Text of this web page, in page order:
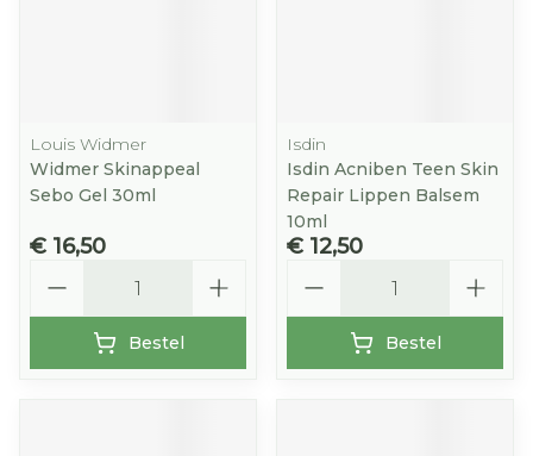
Louis Widmer
Widmer Skinappeal
Sebo Gel 30ml
€ 16,50
Bestel
Isdin
Isdin Acniben Teen Skin
Repair Lippen Balsem
10ml
€ 12,50
Bestel